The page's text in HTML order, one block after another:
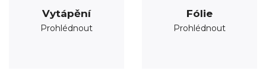
Vytápění
Prohlédnout
Fólie
Prohlédnout